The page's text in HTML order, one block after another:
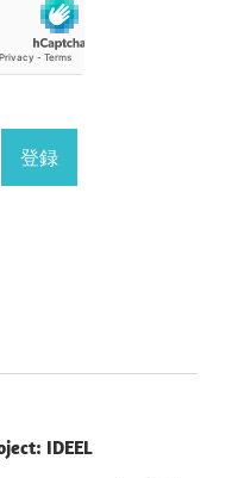
IDEEL